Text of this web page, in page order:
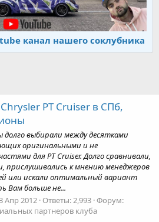
канал нашего соклубника
PT Cruiser в СПб,
долго выбирали между десятками
оригинальными и не
для PT Cruiser. Долго сравнивали,
прислушивались к мнению менеджеров
или искали оптимальный вариант
Вам больше не...
Апр 2012 Ответы: 2,993 Форум:
партнеров клуба